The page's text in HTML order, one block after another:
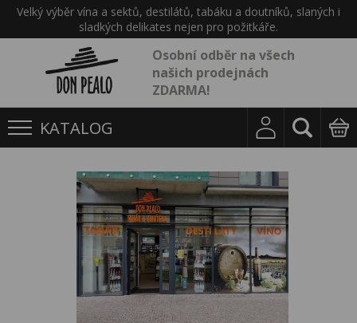
Velký výběr vína a sektů, destilátů, tabáku a doutníků, slaných i
sladkých delikates nejen pro požitkáře.
Osobní odběr na všech
našich prodejnách
ZDARMA!
KATALOG